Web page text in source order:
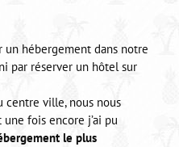
hébergement dans notre
par réserver un hôtel sur
centre ville, nous nous
une fois encore j’ai pu
le plus